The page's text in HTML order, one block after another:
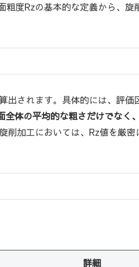
粗度Rzの基本的な定義から、
されます。具体的には、評価
全体の平均的な粗さだけでなく
削加工においては、Rz値を厳
詳細